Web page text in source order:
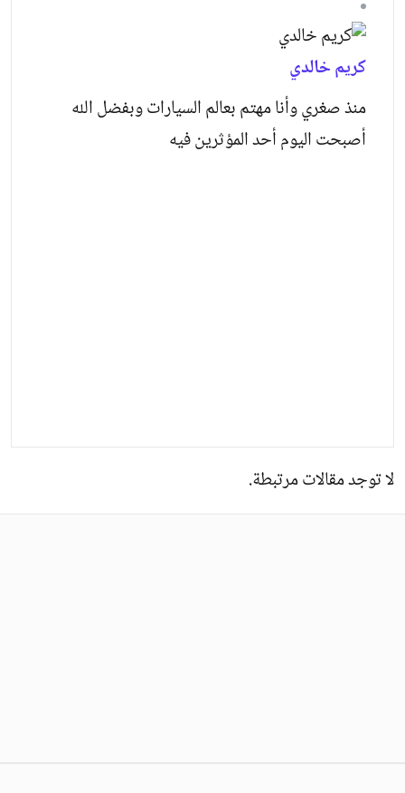
كريم خالدي
منذ صغري وأنا مهتم بعالم السيارات وبفضل الله
أصبحت اليوم أحد المؤثرين فيه
لا توجد مقالات مرتبطة.